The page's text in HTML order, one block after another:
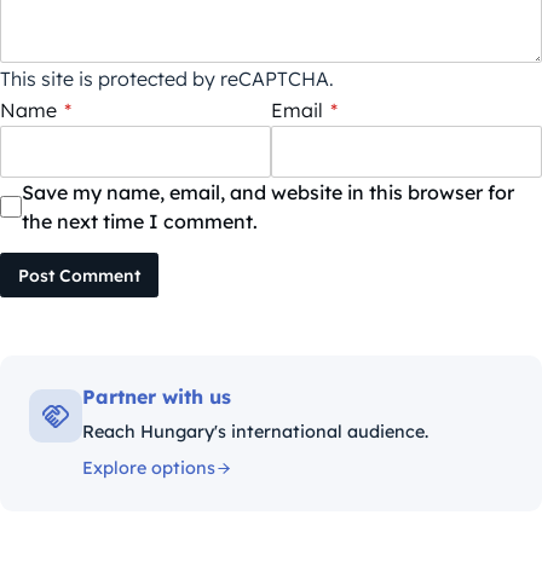
This site is protected by reCAPTCHA.
Name * Email *
Save my name, email, and website in this browser for
the next time I comment.
Post Comment
Partner with us
Reach Hungary's international audience.
Explore options